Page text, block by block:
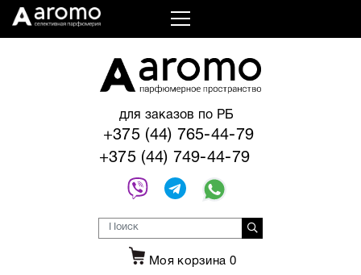
для заказов по РБ
+375 (44) 765-44-79
+375 (44) 749-44-79
Моя корзина 0